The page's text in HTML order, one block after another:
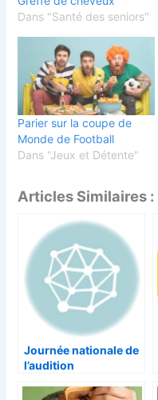
Dans "Santé des seniors"
Parier sur la coupe de
Monde de Football
Dans "Jeux et Détente"
Articles Similaires :
Journée nationale de
l’audition